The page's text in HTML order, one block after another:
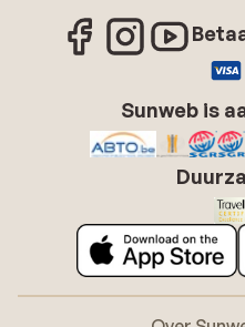
Sunweb is